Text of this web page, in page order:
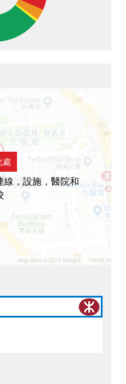
處
線，設施，醫院和